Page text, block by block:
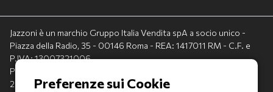
Jazzoni è un marchio Gruppo Italia Vendita spA a socio unico -
Piazza della Radio, 35 - 00146 Roma - REA: 1417011 RM - C.F. e
P.IVA: 13007321006
PEC: italiavenditauto@legalmail.it - Capitale sociale:
2.300.000,00 I.V.